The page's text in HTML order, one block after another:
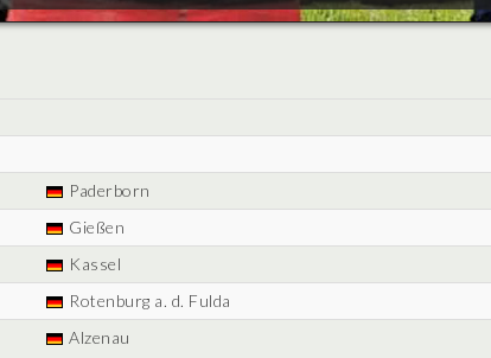
Paderborn
Gießen
Kassel
Rotenburg a. d. Fulda
Alzenau